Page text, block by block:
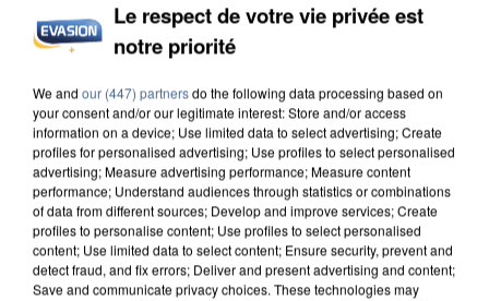
DE SOLIDARITÉ AVEC LES...
Le respect de votre vie privée est
notre priorité
We and our (447) partnersdo the following data processing based on
your consent and/or our legitimate interest: Store and/or access
information on a device; Use limited data to select advertising; Create
profiles for personalised advertising; Use profiles to select personalised
advertising; Measure advertising performance; Measure content
performance; Understand audiences through statistics or combinations
of data from different sources; Develop and improve services; Create
profiles to personalise content; Use profiles to select personalised
content; Use limited data to select content; Ensure security, prevent and
detect fraud, and fix errors; Deliver and present advertising and content;
Save and communicate privacy choices. These technologies may